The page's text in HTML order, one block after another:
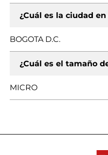
¿Cuál es la ciudad
BOGOTA D.C.
¿Cuál es el tamaño
MICRO